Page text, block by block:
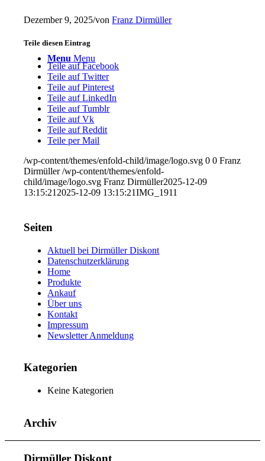
Menu Menu
Dezember 9, 2025/vonFranz Dirmüller
Teile diesen Eintrag
Teile auf Facebook
Teile auf Twitter
Teile auf Pinterest
Teile auf LinkedIn
Teile auf Tumblr
Teile auf Vk
Teile auf Reddit
Teile per Mail
/wp-content/themes/enfold-child/image/logo.svg 0 0 Franz
Dirmüller /wp-content/themes/enfold-
child/image/logo.svg Franz Dirmüller2025-12-09
13:15:21 2025-12-09 13:15:21IMG_1911
Seiten
Aktuell bei Dirmüller Diskont
Datenschutzerklärung
Home
Produkte
Ankauf
Über uns
Kontakt
Impressum
Newsletter Anmeldung
Kategorien
Keine Kategorien
Archiv
Dirmüller Diskont